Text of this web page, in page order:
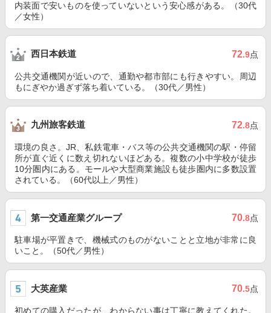
内装面で安いものを使っていないという安心感がある。（30代
／女性）
西日本鉄道 72.9点
公共交通機関が近いので、通勤や都市部にも行きやすい。周辺
もにぎやか過ぎず落ち着いている。（30代／男性）
九州旅客鉄道 72.8点
環境の良さ。JR、私鉄電車・バス等の公共交通機関の駅・停留
所が直ぐ近くに数え切れないほどある。複数の小中学校が徒歩
10分圏内にある。モールや大型商業施設も徒歩圏内に多数設置
されている。（60代以上／男性）
第一交通産業グループ 70.8点
駐車場が平置きで、機械式のものがないことと立地が非常に良
いこと。（50代／男性）
大英産業 70.5点
初めての購入だったが、わからない事は丁寧に教えてくれた。